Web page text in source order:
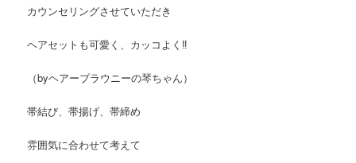
カウンセリングさせていただき
ヘアセットも可愛く、カッコよく‼︎
（byヘアーブラウニーの琴ちゃん）
帯結び、帯揚げ、帯締め
雰囲気に合わせて考えて